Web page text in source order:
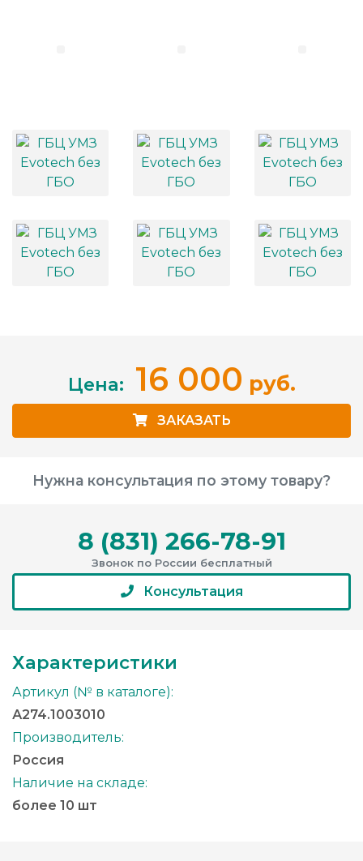
Цена: 16 000 руб.
ЗАКАЗАТЬ
Нужна консультация по этому товару?
8 (831) 266-78-91
Звонок по России бесплатный
Консультация
Характеристики
Артикул (№ в каталоге):
А274.1003010
Производитель:
Россия
Наличие на складе:
более 10 шт